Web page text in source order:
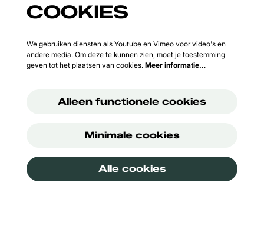
COOKIES
We gebruiken diensten als Youtube en Vimeo voor video's en
andere media. Om deze te kunnen zien, moet je toestemming
geven tot het plaatsen van cookies. Meer informatie…
Alleen functionele cookies
Minimale cookies
Alle cookies